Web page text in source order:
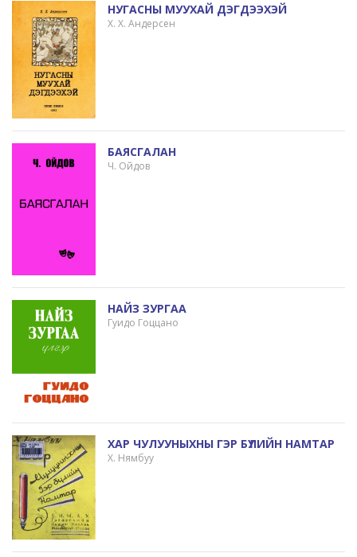
НУГАСНЫ МУУХАЙ ДЭГДЭЭХЭЙ
Х. Х. Андерсен
БАЯСГАЛАН
Ч. Ойдов
НАЙЗ ЗУРГАА
Гуидо Гоццано
ХАР ЧУЛУУНЫХНЫ ГЭР БҮЛИЙН НАМТАР
Х. Нямбуу